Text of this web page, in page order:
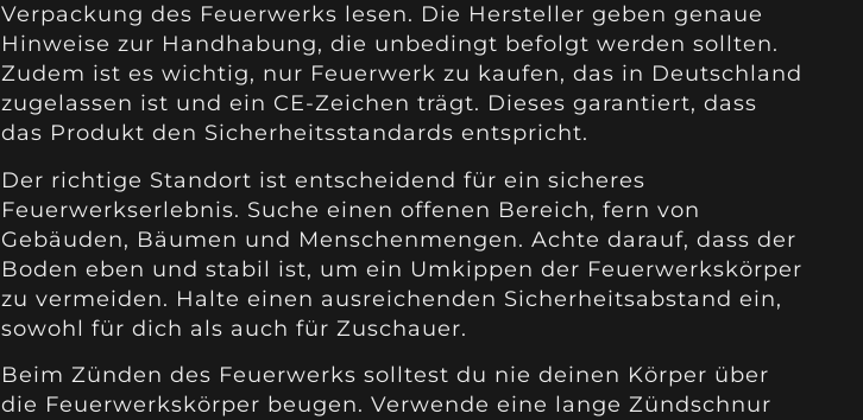
Verpackung des Feuerwerks lesen. Die Hersteller geben genaue
Hinweise zur Handhabung, die unbedingt befolgt werden sollten.
Zudem ist es wichtig, nur Feuerwerk zu kaufen, das in Deutschland
zugelassen ist und ein CE-Zeichen trägt. Dieses garantiert, dass
das Produkt den Sicherheitsstandards entspricht.
Der richtige Standort ist entscheidend für ein sicheres
Feuerwerkserlebnis. Suche einen offenen Bereich, fern von
Gebäuden, Bäumen und Menschenmengen. Achte darauf, dass der
Boden eben und stabil ist, um ein Umkippen der Feuerwerkskörper
zu vermeiden. Halte einen ausreichenden Sicherheitsabstand ein,
sowohl für dich als auch für Zuschauer.
Beim Zünden des Feuerwerks solltest du nie deinen Körper über
die Feuerwerkskörper beugen. Verwende eine lange Zündschnur